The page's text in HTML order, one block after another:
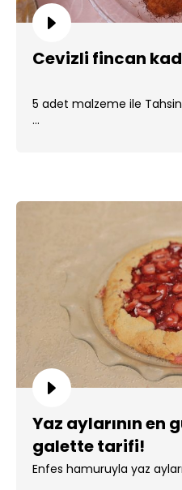
Cevizli fincan
5 adet malzeme ile
...
Yaz aylarının en
galette tarifi!
Enfes hamuruyla yaz